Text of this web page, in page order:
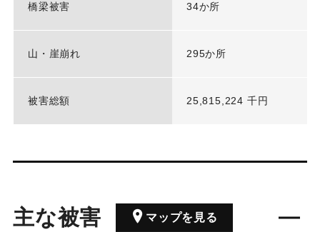
橋梁被害 34か所
山・崖崩れ 295か所
被害総額 25,815,224 千円
主な被害 マップを見る